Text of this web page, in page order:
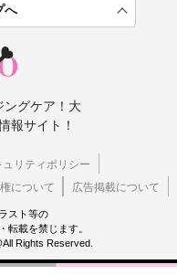
へ
ングケア！大
報サイト！
リティポリシー
について 広告掲載について
スト等の
転載を禁じます。
Rights Reserved.